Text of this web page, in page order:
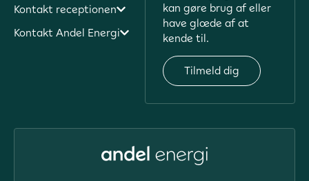
Kontakt receptionen
Kontakt Andel Energi
kan gøre brug af eller
have glæde af at
kende til.
Tilmeld dig